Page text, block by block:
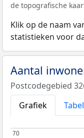
de topografische
Klik op de naam
statistieken voor
Aantal
Postcodegebied
Grafiek
Tabel
70
70